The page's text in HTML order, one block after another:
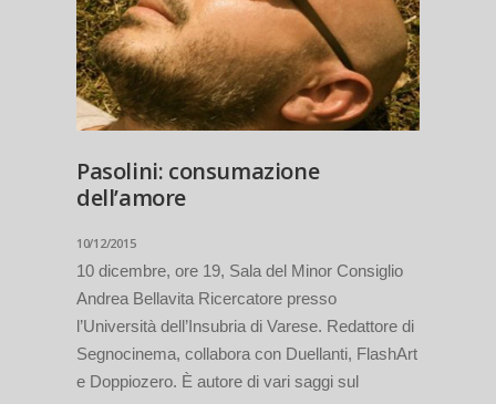
Pasolini: consumazione
dell’amore
10/12/2015
10 dicembre, ore 19, Sala del Minor Consiglio
Andrea Bellavita Ricercatore presso
l’Università dell’Insubria di Varese. Redattore di
Segnocinema, collabora con Duellanti, FlashArt
e Doppiozero. È autore di vari saggi sul